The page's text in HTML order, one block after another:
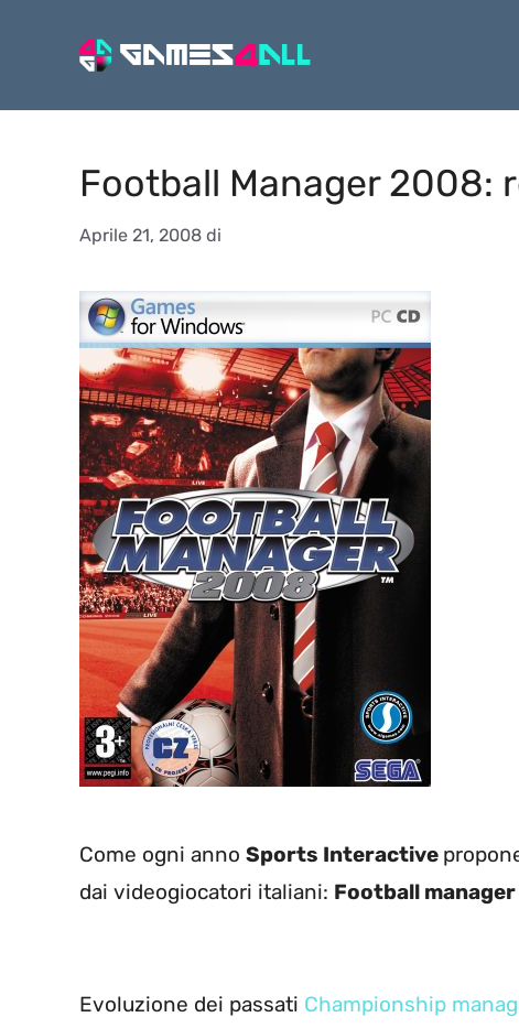
Football Manager 2008:
Aprile 21, 2008 di
Come ogni anno Sports Interactive
dai videogiocatori italiani: Football manager
Evoluzione dei passati Championship